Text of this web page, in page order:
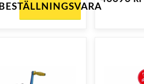
BESTÄLLNINGSVARA